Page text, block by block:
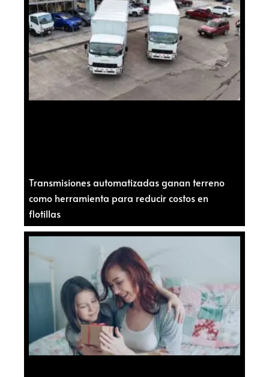
Transmisiones automatizadas ganan terreno
como herramienta para reducir costos en
flotillas